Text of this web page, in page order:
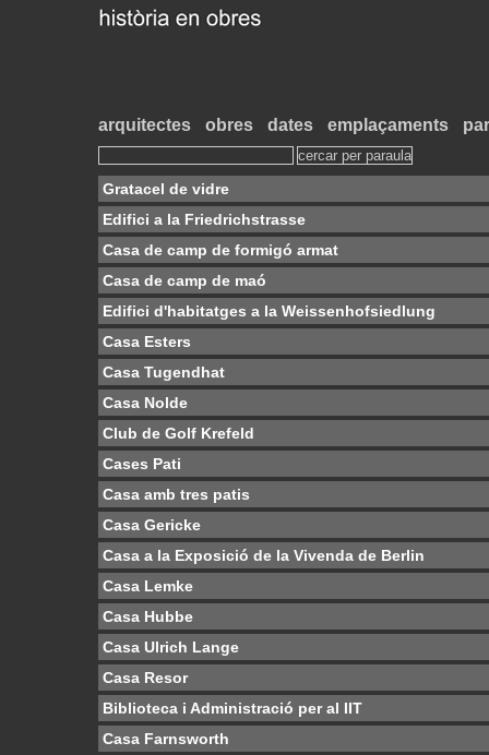
arquitectes obres dates emplaçaments
Gratacel de vidre
Edifici a la Friedrichstrasse
Casa de camp de formigó armat
Casa de camp de maó
Edifici d'habitatges a la Weissenhofsiedlung
Casa Esters
Casa Tugendhat
Casa Nolde
Club de Golf Krefeld
Cases Pati
Casa amb tres patis
Casa Gericke
Casa a la Exposició de la Vivenda de Berlin
Casa Lemke
Casa Hubbe
Casa Ulrich Lange
Casa Resor
Biblioteca i Administració per al IIT
Casa Farnsworth